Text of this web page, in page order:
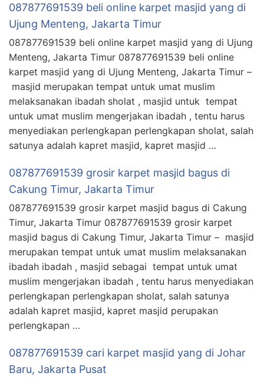
087877691539 beli online karpet masjid yang di
Ujung Menteng, Jakarta Timur
087877691539 beli online karpet masjid yang di Ujung
Menteng, Jakarta Timur 087877691539 beli online
karpet masjid yang di Ujung Menteng, Jakarta Timur –
masjid merupakan tempat untuk umat muslim
melaksanakan ibadah sholat , masjid untuk tempat
untuk umat muslim mengerjakan ibadah , tentu harus
menyediakan perlengkapan perlengkapan sholat, salah
satunya adalah kapret masjid, kapret masjid …
087877691539 grosir karpet masjid bagus di
Cakung Timur, Jakarta Timur
087877691539 grosir karpet masjid bagus di Cakung
Timur, Jakarta Timur 087877691539 grosir karpet
masjid bagus di Cakung Timur, Jakarta Timur – masjid
merupakan tempat untuk umat muslim melaksanakan
ibadah ibadah , masjid sebagai tempat untuk umat
muslim mengerjakan ibadah , tentu harus menyediakan
perlengkapan perlengkapan sholat, salah satunya
adalah kapret masjid, kapret masjid perupakan
perlengkapan …
087877691539 cari karpet masjid yang di Johar
Baru, Jakarta Pusat